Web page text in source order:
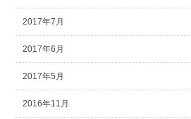
2017年7月
2017年6月
2017年5月
2016年11月